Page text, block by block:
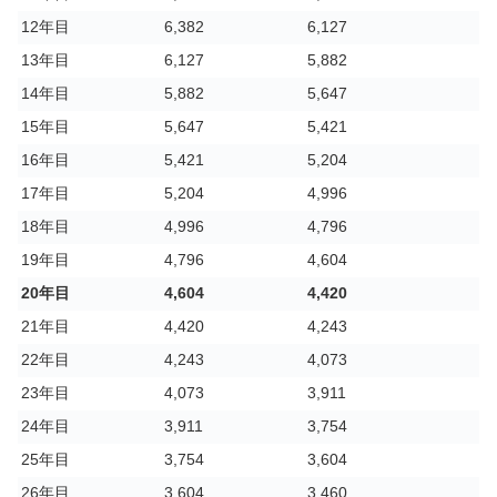
12年目
6,382
6,127
13年目
6,127
5,882
14年目
5,882
5,647
15年目
5,647
5,421
16年目
5,421
5,204
17年目
5,204
4,996
18年目
4,996
4,796
19年目
4,796
4,604
20年目
4,604
4,420
21年目
4,420
4,243
22年目
4,243
4,073
23年目
4,073
3,911
24年目
3,911
3,754
25年目
3,754
3,604
26年目
3,604 3,460